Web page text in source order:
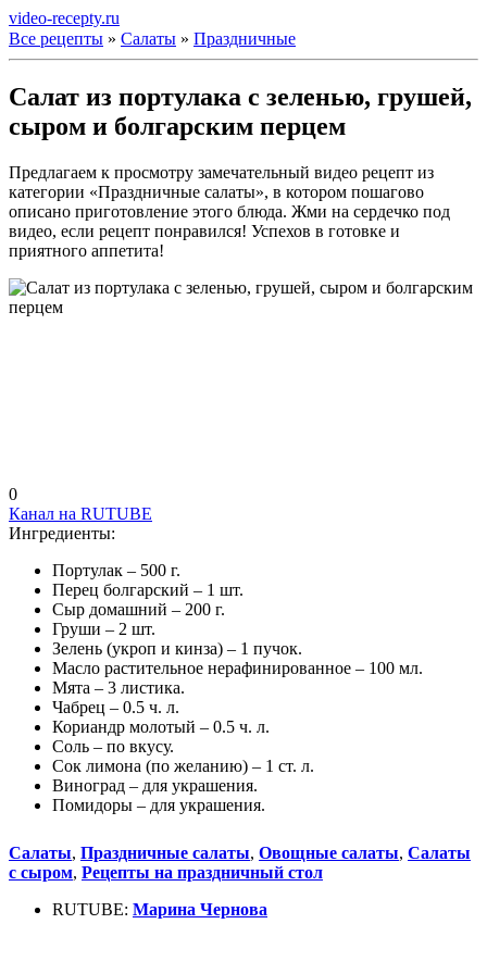
video-recepty.ru
Все рецепты » Салаты » Праздничные
Салат из портулака с зеленью, грушей,
сыром и болгарским перцем
Предлагаем к просмотру замечательный видео рецепт из
категории «Праздничные салаты», в котором пошагово
описано приготовление этого блюда. Жми на сердечко под
видео, если рецепт понравился! Успехов в готовке и
приятного аппетита!
0
Канал на RUTUBE
Ингредиенты:
Портулак – 500 г.
Перец болгарский – 1 шт.
Сыр домашний – 200 г.
Груши – 2 шт.
Зелень (укроп и кинза) – 1 пучок.
Масло растительное нерафинированное – 100 мл.
Мята – 3 листика.
Чабрец – 0.5 ч. л.
Кориандр молотый – 0.5 ч. л.
Соль – по вкусу.
Сок лимона (по желанию) – 1 ст. л.
Виноград – для украшения.
Помидоры – для украшения.
Салаты, Праздничные салаты, Овощные салаты, Салаты
с сыром, Рецепты на праздничный стол
RUTUBE: Марина Чернова